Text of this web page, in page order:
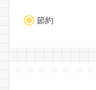
節約